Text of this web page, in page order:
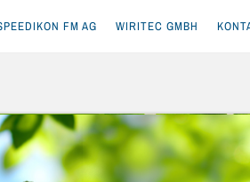
FM AG WIRITEC GMBH